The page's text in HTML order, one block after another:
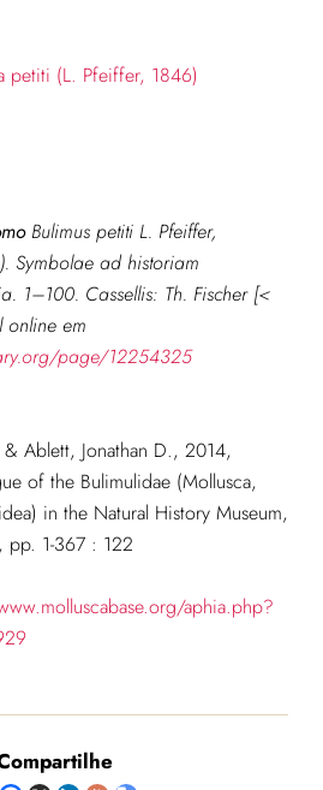
Bulimus petiti L. Pfeiffer,
Symbolae ad historiam
1–100. Cassellis: Th. Fischer [<
online em
page/12254325
Ablett, Jonathan D., 2014,
of the Bulimulidae (Mollusca,
in the Natural History Museum,
pp. 1-367 : 122
aphia.php?